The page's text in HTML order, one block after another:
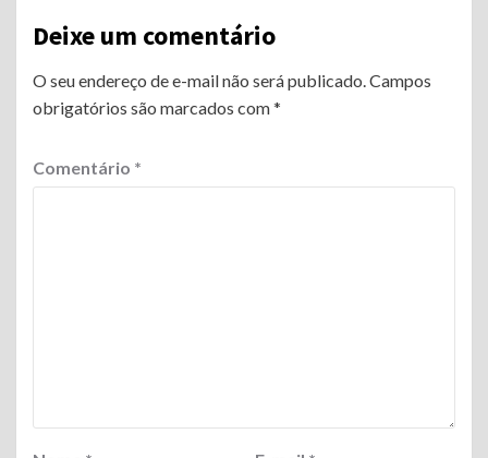
Deixe um comentário
O seu endereço de e-mail não será publicado. Campos
obrigatórios são marcados com*
Comentário *